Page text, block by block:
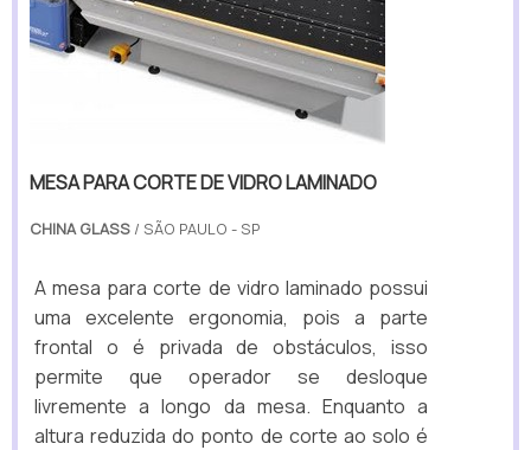
MESA PARA CORTE DE VIDRO LAMINADO
CHINA GLASS / SÃO PAULO - SP
A mesa para corte de vidro laminado possui
uma excelente ergonomia, pois a parte
frontal o é privada de obstáculos, isso
permite que operador se desloque
livremente a longo da mesa. Enquanto a
altura reduzida do ponto de corte ao solo é